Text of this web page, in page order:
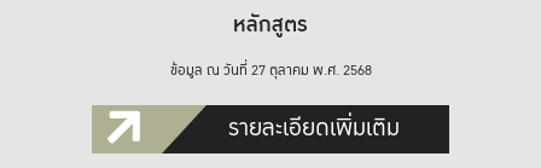
หลักสูตร
ข้อมูล ณ วันที่ 27 ตุลาคม พ.ศ. 2568
รายละเอียดเพิ่มเติม